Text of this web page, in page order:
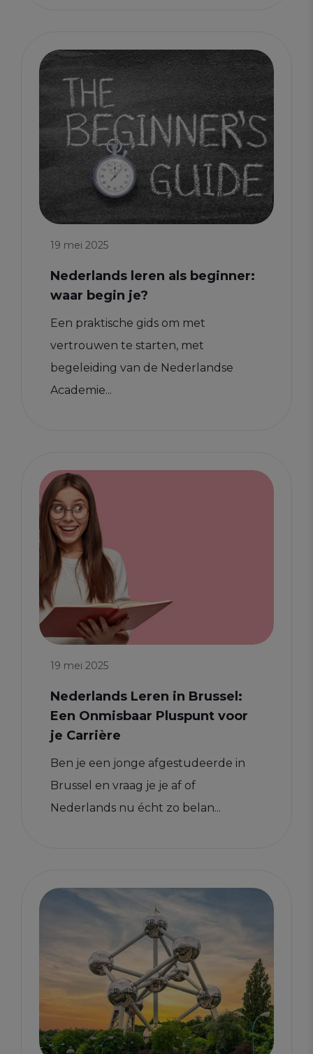
19 mei 2025
Nederlands leren als beginner:
waar begin je?
Een praktische gids om met
vertrouwen te starten, met
begeleiding van de Nederlandse
Academie...
19 mei 2025
Nederlands Leren in Brussel:
Een Onmisbaar Pluspunt voor
je Carrière
Ben je een jonge afgestudeerde in
Brussel en vraag je je af of
Nederlands nu écht zo belan...